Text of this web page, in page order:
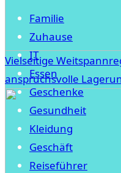
Vielseitige
anspruchsvolle
Familie
Zuhause
IT
Essen
Geschenke
Gesundheit
Kleidung
Geschäft
Reiseführer